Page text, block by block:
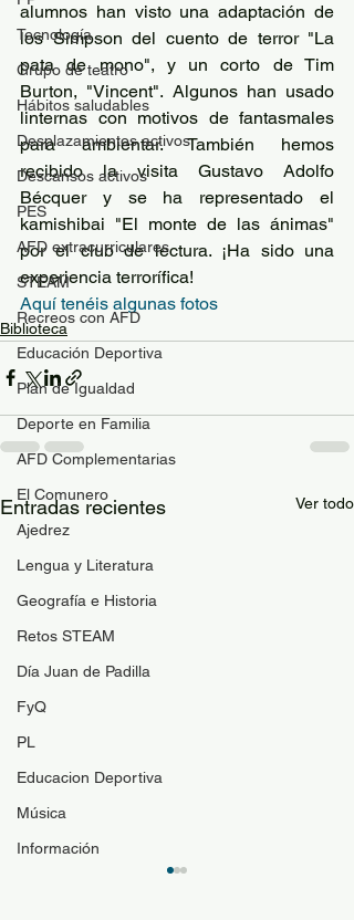
Tecnología
Grupo de teatro
Hábitos saludables
Desplazamientos activos
Descansos activos
PES
AFD extracurriculares
STEAM
Recreos con AFD
Educación Deportiva
Plan de Igualdad
Deporte en Familia
AFD Complementarias
El Comunero
Ajedrez
Lengua y Literatura
Geografía e Historia
Retos STEAM
Día Juan de Padilla
FyQ
PL
Educacion Deportiva
Música
Información
alumnos han visto una adaptación de
los Simpson del cuento de terror "La
pata de mono", y un corto de Tim
Burton, "Vincent". Algunos han usado
linternas con motivos de fantasmales
para ambientar. También hemos
recibido la visita Gustavo Adolfo
Bécquer y se ha representado el
kamishibai "El monte de las ánimas"
por el club de lectura. ¡Ha sido una
experiencia terrorífica!
Aquí tenéis algunas fotos
Biblioteca
Entradas recientes Ver todo